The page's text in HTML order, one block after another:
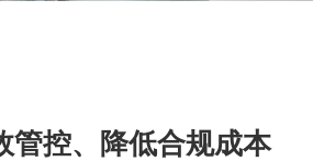
管控、降低合规成本